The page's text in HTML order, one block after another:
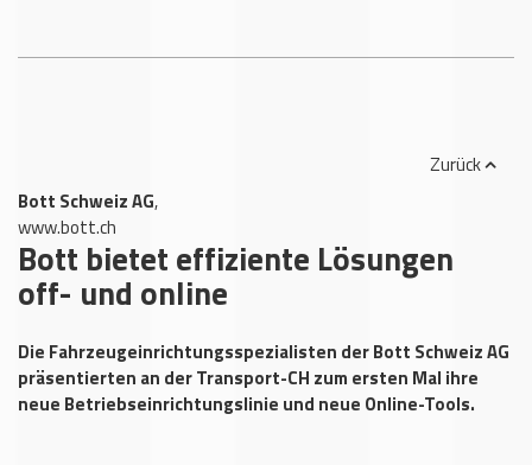
Bott Schweiz AG,
www.bott.ch
Zurück
Bott bietet effiziente Lösungen
off- und online
Die Fahrzeugeinrichtungsspezialisten der Bott Schweiz AG
präsentierten an der Transport-CH zum ersten Mal ihre
neue Betriebseinrichtungslinie und neue Online-Tools.